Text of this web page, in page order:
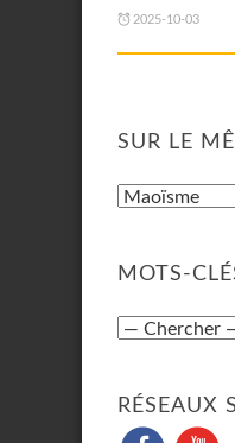
2025-10-03
SUR LE
MOTS-
RÉSEAUX